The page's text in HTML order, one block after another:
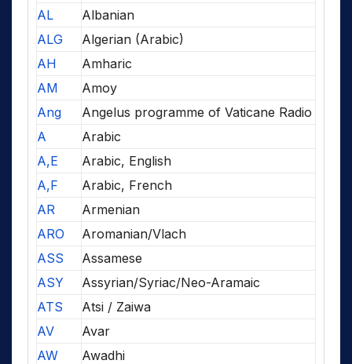
AL
Albanian
ALG
Algerian (Arabic)
AH
Amharic
AM
Amoy
Ang
Angelus programme of Vaticane Radio
A
Arabic
A,E
Arabic, English
A,F
Arabic, French
AR
Armenian
ARO
Aromanian/Vlach
ASS
Assamese
ASY
Assyrian/Syriac/Neo-Aramaic
ATS
Atsi / Zaiwa
AV
Avar
AW
Awadhi